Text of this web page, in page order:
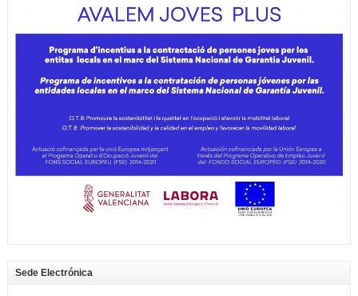
Sede Electrónica